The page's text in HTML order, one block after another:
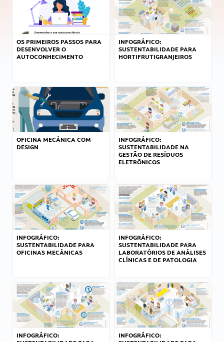
OS PRIMEIROS PASSOS PARA
DESENVOLVER O
AUTOCONHECIMENTO
INFOGRÁFICO:
SUSTENTABILIDADE PARA
HORTIFRUTIGRANJEIROS
OFICINA MECÂNICA COM
DESIGN
INFOGRÁFICO:
SUSTENTABILIDADE NA
GESTÃO DE RESÍDUOS
ELETRÔNICOS
INFOGRÁFICO:
SUSTENTABILIDADE PARA
OFICINAS MECÂNICAS
INFOGRÁFICO:
SUSTENTABILIDADE PARA
LABORATÓRIOS DE ANÁLISES
CLÍNICAS E DE PATOLOGIA
INFOGRÁFICO:
INFOGRÁFICO: